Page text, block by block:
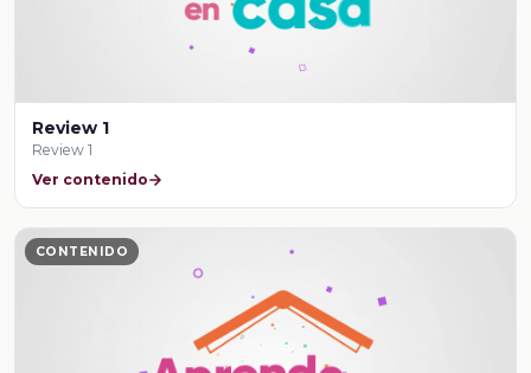
Review 1
Review 1
Ver contenido
CONTENIDO